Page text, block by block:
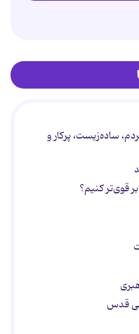
ساده‌زیست، پرکار و
قدس